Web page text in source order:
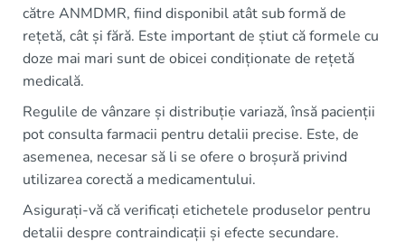
către ANMDMR, fiind disponibil atât sub formă de
rețetă, cât și fără. Este important de știut că formele cu
doze mai mari sunt de obicei condiționate de rețetă
medicală.
Regulile de vânzare și distribuție variază, însă pacienții
pot consulta farmacii pentru detalii precise. Este, de
asemenea, necesar să li se ofere o broșură privind
utilizarea corectă a medicamentului.
Asigurați-vă că verificați etichetele produselor pentru
detalii despre contraindicații și efecte secundare.